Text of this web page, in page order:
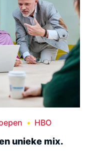
HBO
unieke mix.